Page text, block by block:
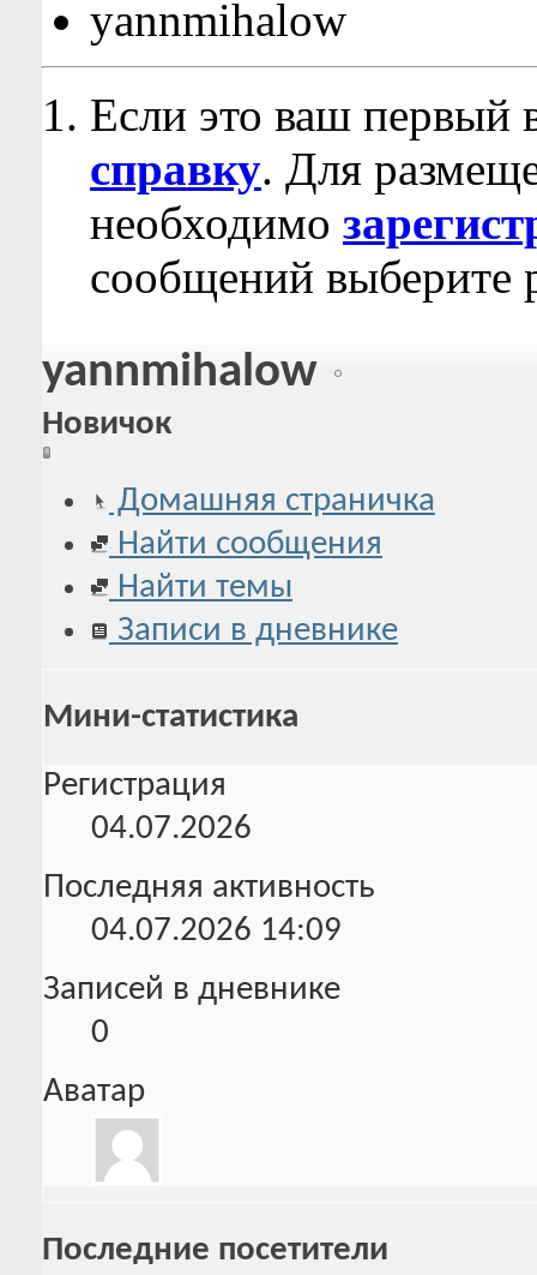
yannmihalow
Если это ваш первый
справку. Для
необходимо
сообщений выберите
yannmihalow
Новичок
Домашняя страничка
Найти сообщения
Найти темы
Записи в дневнике
Мини-статистика
Регистрация
04.07.2026
Последняя активность
04.07.2026 14:09
Записей в дневнике
0
Аватар
Последние посетители